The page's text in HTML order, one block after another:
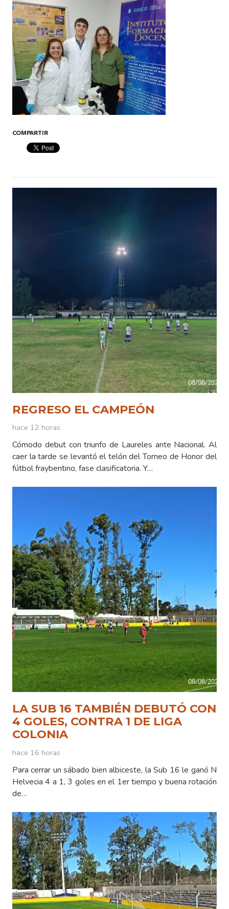
COMPARTIR
REGRESO EL CAMPEÓN
hace 12 horas
Cómodo debut con triunfo de Laureles ante Nacional. Al
caer la tarde se levantó el telón del Torneo de Honor del
fútbol fraybentino, fase clasificatoria. Y…
LA SUB 16 TAMBIÉN DEBUTÓ CON
4 GOLES, CONTRA 1 DE LIGA
COLONIA
hace 16 horas
Para cerrar un sábado bien albiceste, la Sub 16 le ganó N
Helvecia 4 a 1, 3 goles en el 1er tiempo y buena rotación
de…